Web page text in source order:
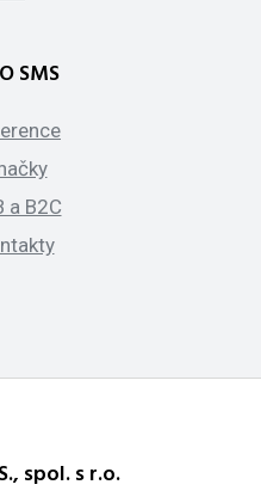
SMS
a B2C
spol. s r.o.